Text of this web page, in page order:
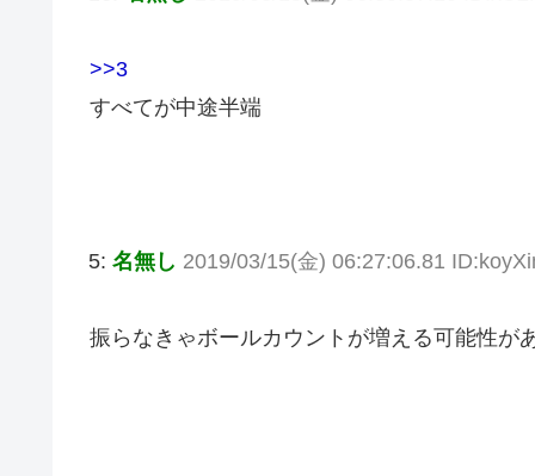
>>3
すべてが中途半端
5: 名無し 2019/03/15(金) 06:27:06.81
振らなきゃボールカウントが増える可能性が